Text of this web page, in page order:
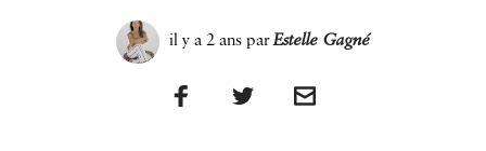
il y a 2 ansparEstelle Gagné